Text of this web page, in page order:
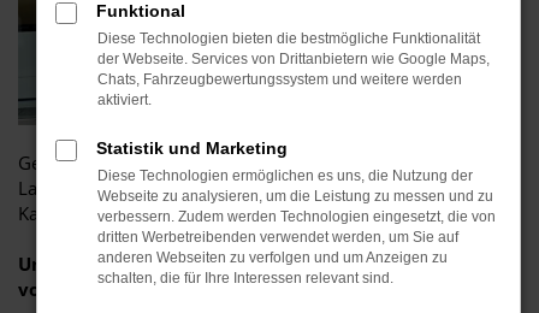
Gesamtleiter After Sales Stephan End, Serviceleiter Calogero
La Russa, Fachberater Service Technik Škoda Deutschland
Karsten Reuter
Unser Autohaus Stiglmayr in Schrobenhausen wurde
von ŠKODA als „Best Performer 2025“ ausgezeichnet!
Funktional
Diese Technologien bieten die bestmögliche Funktionalität
der Webseite. Services von Drittanbietern wie Google Maps,
Chats, Fahrzeugbewertungssystem und weitere werden
aktiviert.
Statistik und Marketing
Diese Technologien ermöglichen es uns, die Nutzung der
Webseite zu analysieren, um die Leistung zu messen und zu
verbessern. Zudem werden Technologien eingesetzt, die von
dritten Werbetreibenden verwendet werden, um Sie auf
anderen Webseiten zu verfolgen und um Anzeigen zu
schalten, die für Ihre Interessen relevant sind.